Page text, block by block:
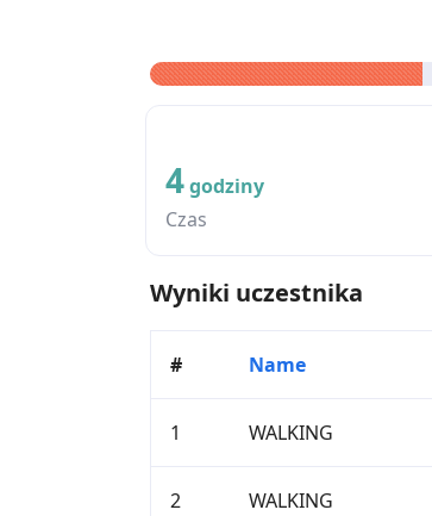
4godziny
Czas
Wyniki uczestnika
# Name
1 WALKING
2 WALKING